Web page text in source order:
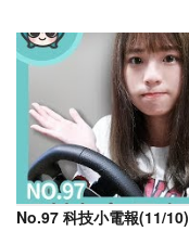
No.97 科技小電報(11/10)